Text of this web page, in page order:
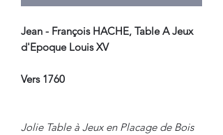
Jean - François HACHE, Table A Jeux
d'Epoque Louis XV
Vers 1760
Jolie Table à Jeux en Placage de Bois